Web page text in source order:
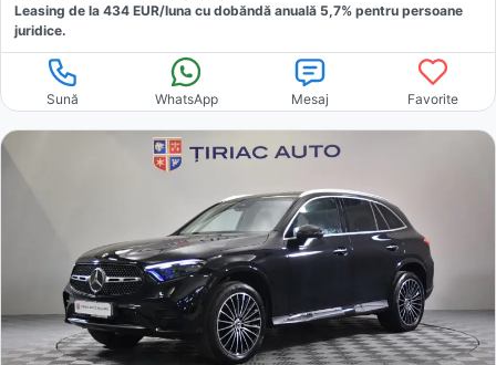
Leasing de la 434 EUR/luna cu dobăndă anuală 5,7% pentru persoane
juridice.
Sună WhatsApp Mesaj Favorite